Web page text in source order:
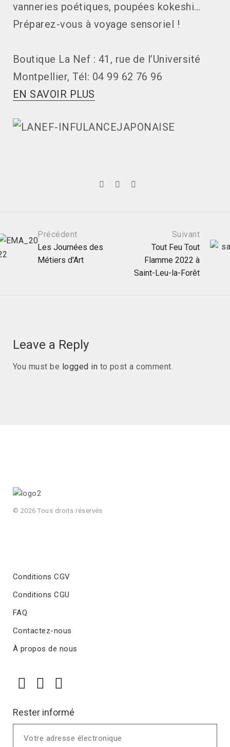
vanneries poétiques, poupées kokeshi…
Préparez-vous à voyage sensoriel !
Boutique La Nef : 41, rue de l’Université
Montpellier, Tél: 04 99 62 76 96
EN SAVOIR PLUS
Précédent
Les Journées des
Métiers d'Art
Suivant
Tout Feu Tout
Flamme 2022 à
Saint-Leu-la-Forêt
Leave a Reply
You must be logged in to post a comment.
© 2026 Tous droits réservés
Conditions CGV
Conditions CGU
FAQ
Contactez-nous
À propos de nous
Rester informé